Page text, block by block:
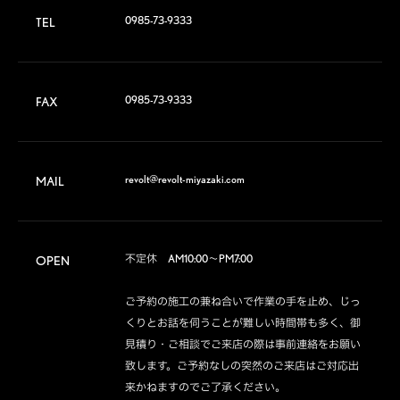
TEL 0985-73-9333
FAX 0985-73-9333
MAIL revolt@revolt-miyazaki.com
OPEN 不定休　AM10:00～PM7:00
ご予約の施工の兼ね合いで作業の手を止め、じっ
くりとお話を伺うことが難しい時間帯も多く、御
見積り・ご相談でご来店の際は事前連絡をお願い
致します。ご予約なしの突然のご来店はご対応出